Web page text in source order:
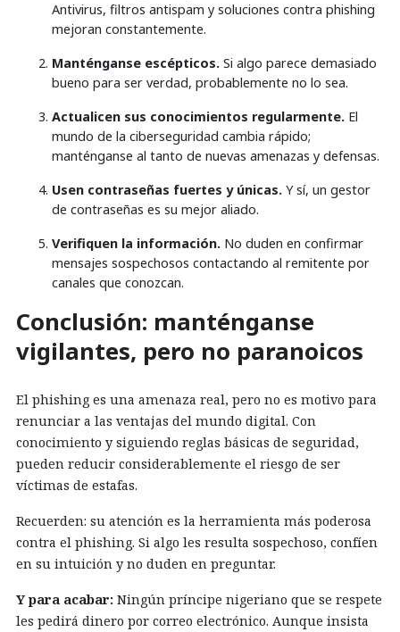
Antivirus, filtros antispam y soluciones contra phishing
mejoran constantemente.
Manténganse escépticos. Si algo parece demasiado
bueno para ser verdad, probablemente no lo sea.
Actualicen sus conocimientos regularmente. El
mundo de la ciberseguridad cambia rápido;
manténganse al tanto de nuevas amenazas y defensas.
Usen contraseñas fuertes y únicas. Y sí, un gestor
de contraseñas es su mejor aliado.
Verifiquen la información. No duden en confirmar
mensajes sospechosos contactando al remitente por
canales que conozcan.
Conclusión: manténganse
vigilantes, pero no paranoicos
El phishing es una amenaza real, pero no es motivo para
renunciar a las ventajas del mundo digital. Con
conocimiento y siguiendo reglas básicas de seguridad,
pueden reducir considerablemente el riesgo de ser
víctimas de estafas.
Recuerden: su atención es la herramienta más poderosa
contra el phishing. Si algo les resulta sospechoso, confíen
en su intuición y no duden en preguntar.
Y para acabar: Ningún príncipe nigeriano que se respete
les pedirá dinero por correo electrónico. Aunque insista